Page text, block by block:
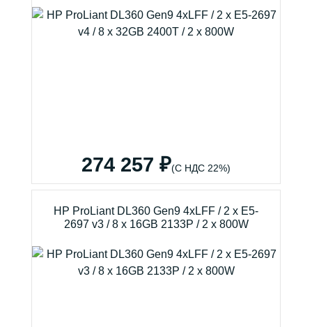
274 257 ₽(С НДС 22%)
HP ProLiant DL360 Gen9 4xLFF / 2 x E5-
2697 v3 / 8 x 16GB 2133P / 2 x 800W